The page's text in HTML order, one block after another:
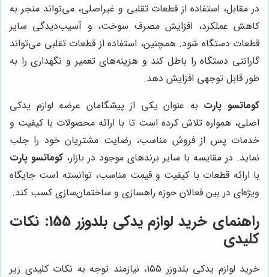
در مقابل، استفاده از قطعات تقلبی و غیراصلی، می‌تواند منجر به
کاهش عملکرد، افزایش مصرف سوخت، و آسیب‌دیدگی سایر
قطعات دستگاه شود. همچنین، استفاده از قطعات تقلبی می‌تواند
گارانتی دستگاه را باطل کند و هزینه‌های تعمیر و نگهداری را به
طور قابل توجهی افزایش دهد.
کوماتسو پارت به عنوان یکی از پیشگامان عرضه لوازم یدکی
اصلی، همواره تلاش کرده است تا با ارائه محصولات با کیفیت و
خدمات پس از فروش مناسب، رضایت مشتریان خود را جلب
نماید. در مقایسه با سایر برندهای موجود در بازار، کوماتسو پارت
با ارائه قطعات با کیفیت و قیمت مناسب، توانسته است جایگاه
ویژه‌ای در بین فعالان حوزه راهسازی و ساختمان‌سازی کسب کند.
راهنمای خرید لوازم یدکی بلدوزر 155: نکات
کلیدی
خرید لوازم یدکی بلدوزر 155، نیازمند توجه به نکات کلیدی زیر